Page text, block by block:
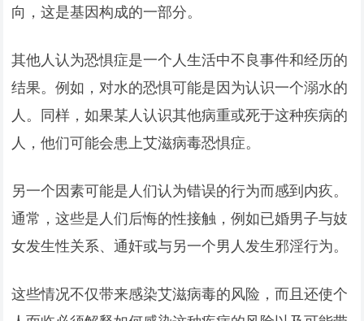
向，这是基因构成的一部分。
其他人认为恐惧症是一个人生活中不良事件和经历的
结果。例如，对水的恐惧可能是因为认识一个溺水的
人。同样，如果某人认识其他病重或死于这种疾病的
人，他们可能会患上艾滋病毒恐惧症。
另一个因素可能是人们认为错误的行为而感到内疚。
通常，这些是人们后悔的性接触，例如已婚男子与妓
女发生性关系、通奸或与另一个男人发生邪淫行为。
这些情况不仅带来感染艾滋病毒的风险，而且还使个